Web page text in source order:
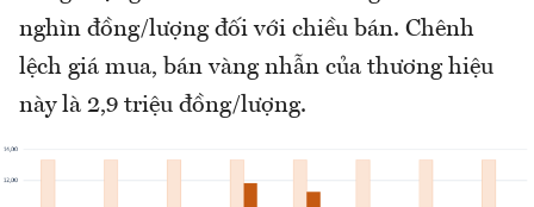
nghìn đồng/lượng đối với chiều bán. Chênh
lệch giá mua, bán vàng nhẫn của thương hiệu
này là 2,9 triệu đồng/lượng.